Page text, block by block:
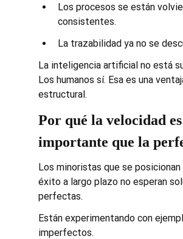
Los procesos se están
consistentes.
La trazabilidad ya no se
La inteligencia artificial no está
Los humanos sí. Esa es una
estructural.
Por qué la velocidad
importante que la
Los minoristas que se posicionan
éxito a largo plazo no esperan
perfectas.
Están experimentando con
imperfectos.